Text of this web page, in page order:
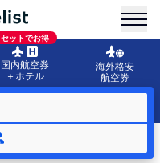
セットでお得
国内航空券
＋ホテル
海外格安
航空券